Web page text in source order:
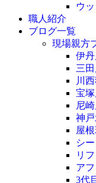
ウ
職人紹介
ブログ一覧
現場親方
伊
三
川
宝
尼
神
屋
シ
リ
ア
3代